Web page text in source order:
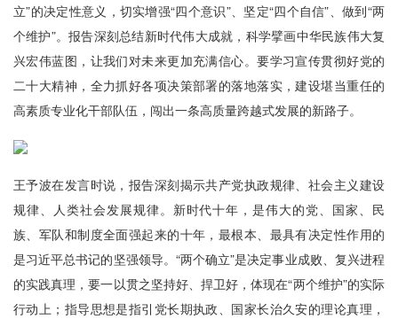
立”的决定性意义，切实增强“四个意识”、坚定“四个自信”、做到“两
个维护”。报告深刻总结新时代伟大成就，科学擘画中华民族伟大复
兴宏伟蓝图，让我们对未来更加充满信心。要学习宣传贯彻好党的
二十大精神，全力抓好各项决策部署的落地落实，建设堪当重任的
高素质专业化干部队伍，闯出一条高质量跨越式发展的新路子。
王予波在发言时说，报告深刻揭示共产党执政规律、社会主义建设
规律、人类社会发展规律。新时代十年，是伟大的党、国家、民
族、军队和制度全面强起来的十年，最根本、最具有决定性作用的
是习近平总书记的坚强领导。“两个确立”是决定事业成败、复兴进程
的实践真理，要一以贯之坚持好、捍卫好，体现在“两个维护”的实际
行动上；指导思想是指引党长期执政、国家长治久安的理论真理，